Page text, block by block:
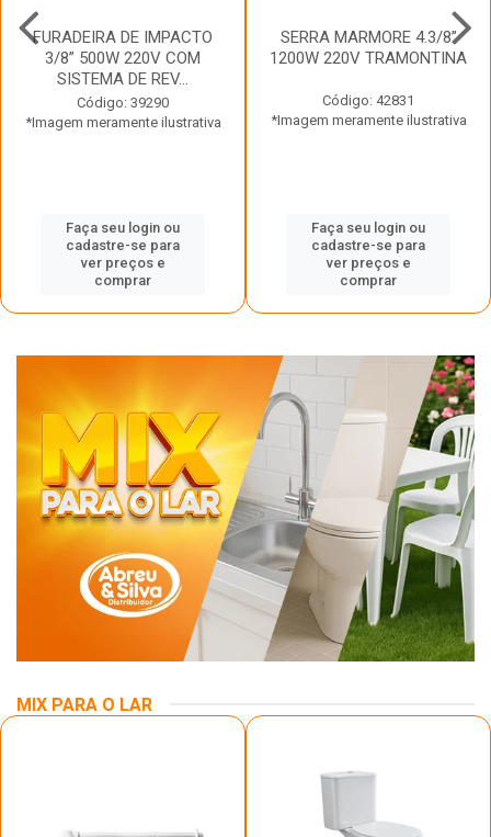
FURADEIRA DE IMPACTO
3/8” 500W 220V COM
SISTEMA DE REV...
Código: 39290
*Imagem meramente ilustrativa
Faça seu login ou
cadastre-se para
ver preços e
comprar
SERRA MARMORE 4.3/8”
1200W 220V TRAMONTINA
Código: 42831
*Imagem meramente ilustrativa
Faça seu login ou
cadastre-se para
ver preços e
comprar
MIX PARA O LAR